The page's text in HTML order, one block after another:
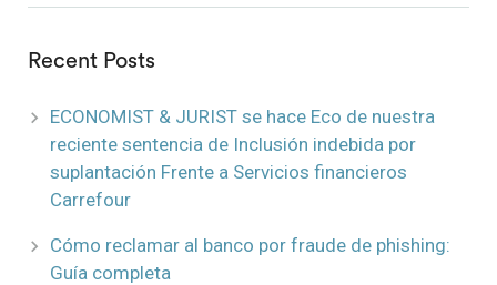
Recent Posts
ECONOMIST & JURIST se hace Eco de nuestra
reciente sentencia de Inclusión indebida por
suplantación Frente a Servicios financieros
Carrefour
Cómo reclamar al banco por fraude de phishing:
Guía completa